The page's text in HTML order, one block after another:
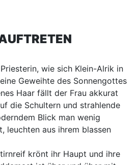
wie sich Klein-Alrik in
Geweihte des Sonnengottes
Haar fällt der Frau akkurat
die Schultern und strahlende
Blick man wenig
leuchten aus ihrem blassen
krönt ihr Haupt und ihre